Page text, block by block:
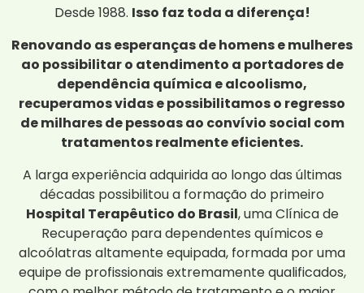
Desde 1988. Isso faz toda a diferença!
Renovando as esperanças de homens e mulheres
ao possibilitar o atendimento a portadores de
dependência química e alcoolismo,
recuperamos vidas e possibilitamos o regresso
de milhares de pessoas ao convívio social com
tratamentos realmente eficientes.
A larga experiência adquirida ao longo das últimas
décadas possibilitou a formação do primeiro
Hospital Terapêutico do Brasil, uma Clínica de
Recuperação para dependentes químicos e
alcoólatras altamente equipada, formada por uma
equipe de profissionais extremamente qualificados,